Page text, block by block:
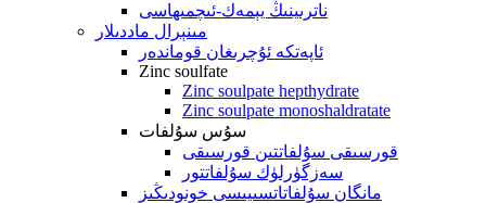
ناترىينىڭ يېمەك-ئىچمىھاسى
مىنېرال ماددىلار
ئاپەتكە ئۇچرىغان قوماندەر
Zinc soulfate
Zinc soulpate hepthydrate
Zinc soulpate monoshaldratate
سۇس سۇلفات
قورسىقى سۇلفاتتىن قورسىقى
سەزگۈرلۈك سۇلفاتتور
مانگان سۇلفاتاتسىيىسى خونودىڭىز